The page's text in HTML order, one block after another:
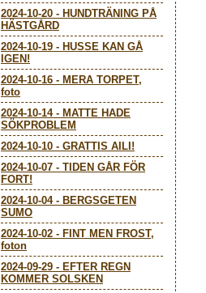
2024-10-20 - HUNDTRÄNING PÅ
HÄSTGÅRD
2024-10-19 - HUSSE KAN GÅ
IGEN!
2024-10-16 - MERA TORPET,
foto
2024-10-14- MATTE HADE
SÖKPROBLEM
2024-10-10 - GRATTIS AILI!
2024-10-07 - TIDEN GÅR FÖR
FORT!
2024-10-04- BERGSGETEN
SUMO
2024-10-02 - FINT MEN FROST,
foton
2024-09-29 - EFTER REGN
KOMMER SOLSKEN